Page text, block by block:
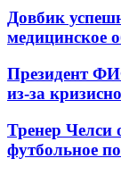
Довбик
медицинское
Президент
из-за
Тренер Челси
футбольное